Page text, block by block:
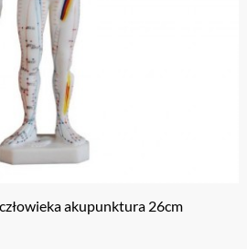
akupunktura 26cm